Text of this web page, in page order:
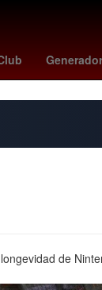
Empresa
de